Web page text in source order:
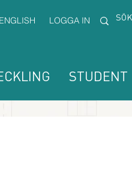
ENGLISH LOGGA IN
STUDENT